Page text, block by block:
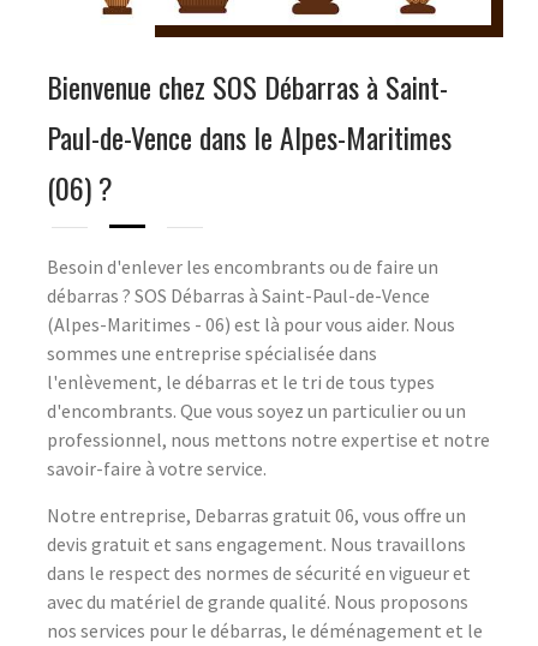
Bienvenue chez SOS Débarras à Saint-
Paul-de-Vence dans le Alpes-Maritimes
(06) ?
Besoin d'enlever les encombrants ou de faire un
débarras ? SOS Débarras à Saint-Paul-de-Vence
(Alpes-Maritimes - 06) est là pour vous aider. Nous
sommes une entreprise spécialisée dans
l'enlèvement, le débarras et le tri de tous types
d'encombrants. Que vous soyez un particulier ou un
professionnel, nous mettons notre expertise et notre
savoir-faire à votre service.
Notre entreprise, Debarras gratuit 06, vous offre un
devis gratuit et sans engagement. Nous travaillons
dans le respect des normes de sécurité en vigueur et
avec du matériel de grande qualité. Nous proposons
nos services pour le débarras, le déménagement et le